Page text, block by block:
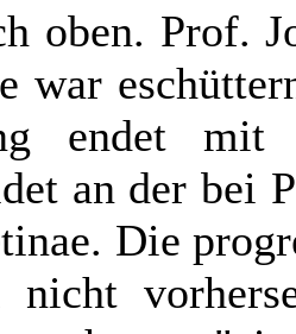
oben. Prof.
war
endet
an der bei
Die
nicht